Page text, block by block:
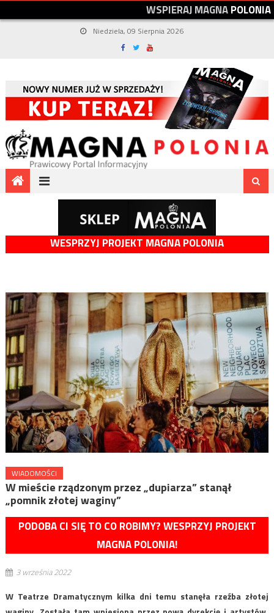
WSPIERAJMAGNAPOLONIA
Niedziela, 09 Sierpnia 2026
WESPRZYJ PROJEKT MAGNA POLONIA
WIADOMOŚCI
W mieście rządzonym przez „dupiarza” stanął
„pomnik złotej waginy”
PODOBA CI SIĘ TO CO ROBIMY? WESPRZYJ PROJEKT
MAGNA POLONIA!
3 września 2022
W Teatrze Dramatycznym kilka dni temu stanęła rzeźba złotej